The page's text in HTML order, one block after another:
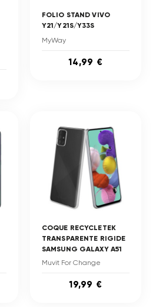
FOLIO STAND VIVO
Y21/Y21S/Y33S
MyWay
14,99 €
COQUE RECYCLETEK
TRANSPARENTE RIGIDE
SAMSUNG GALAXY A51
Muvit For Change
19,99 €